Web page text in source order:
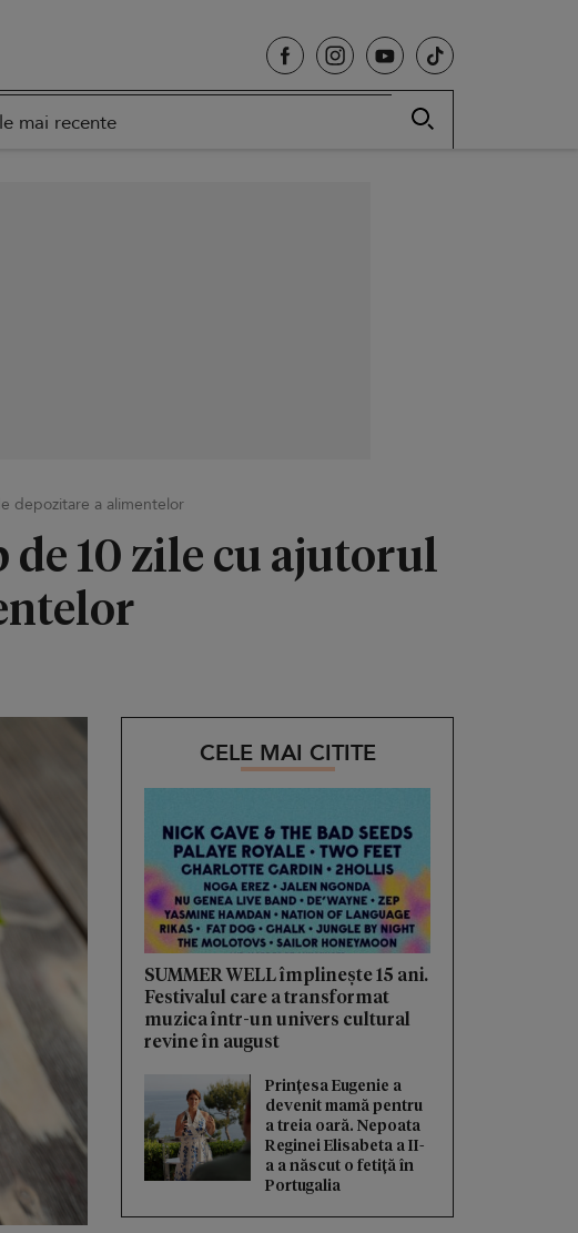
mai recente
depozitare a alimentelor
10 zile cu ajutorul
CELE MAI CITITE
SUMMER WELL împlinește 15 ani.
Festivalul care a transformat
muzica într-un univers cultural
revine în august
Prințesa Eugenie a
devenit mamă pentru
a treia oară. Nepoata
Reginei Elisabeta a II-
a a născut o fetiță în
Portugalia